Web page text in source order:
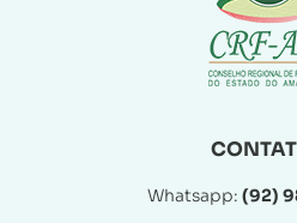
Whatsapp: (92)